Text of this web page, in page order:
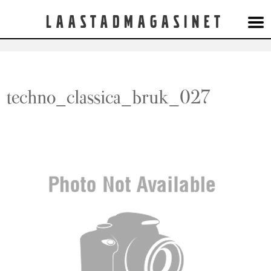
Laastadmagasinet
techno_classica_bruk_027